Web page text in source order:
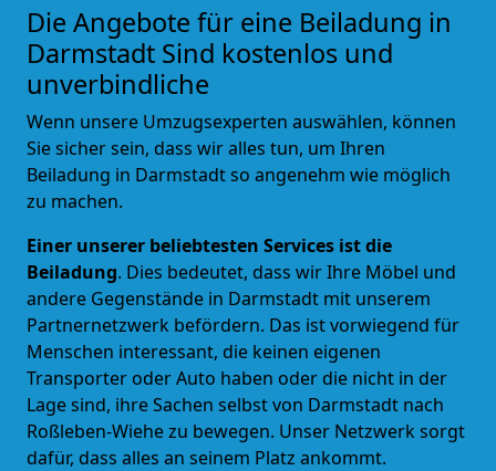
Die Angebote für eine Beiladung in
Darmstadt Sind kostenlos und
unverbindliche
Wenn unsere Umzugsexperten auswählen, können
Sie sicher sein, dass wir alles tun, um Ihren
Beiladung in Darmstadt so angenehm wie möglich
zu machen.
Einer unserer beliebtesten Services ist die
Beiladung. Dies bedeutet, dass wir Ihre Möbel und
andere Gegenstände in Darmstadt mit unserem
Partnernetzwerk befördern. Das ist vorwiegend für
Menschen interessant, die keinen eigenen
Transporter oder Auto haben oder die nicht in der
Lage sind, ihre Sachen selbst von Darmstadt nach
Roßleben-Wiehe zu bewegen. Unser Netzwerk sorgt
dafür, dass alles an seinem Platz ankommt.